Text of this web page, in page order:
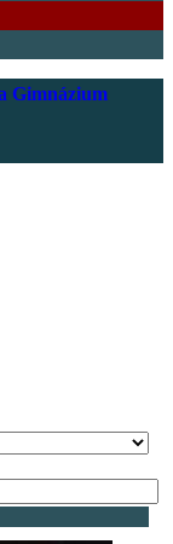
Gimnázium